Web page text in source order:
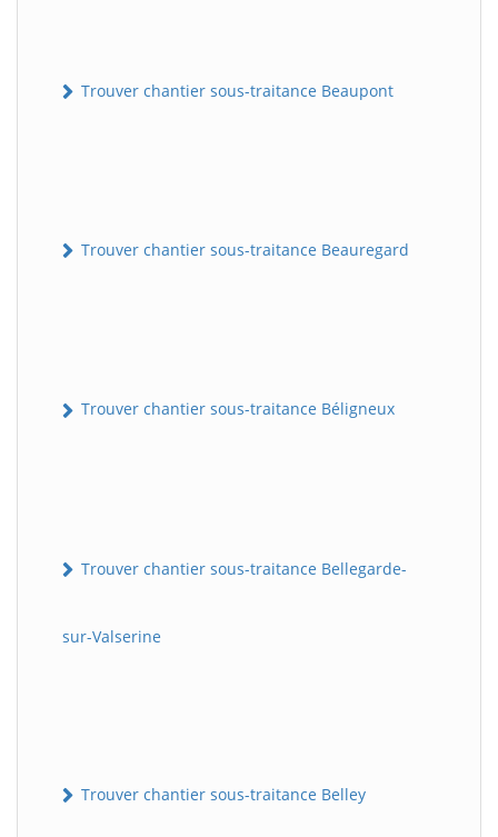
Trouver chantier sous-traitance Beaupont
Trouver chantier sous-traitance Beauregard
Trouver chantier sous-traitance Béligneux
Trouver chantier sous-traitance Bellegarde-
sur-Valserine
Trouver chantier sous-traitance Belley